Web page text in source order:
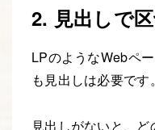
2. 見出しで
LPのようなWebペ
も見出しは必要です。
見出しがないと、